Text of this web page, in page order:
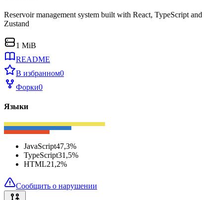
Reservoir management system built with React, TypeScript and
Zustand
1 MiB
README
В избранном0
Форки0
Языки
JavaScript47,3%
TypeScript31,5%
HTML21,2%
Сообщить о нарушении